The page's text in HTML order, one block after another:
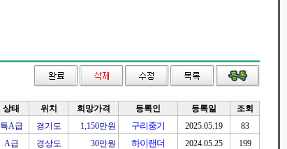
상태 위치 희망가격 등록인 등록일
조회
특A급 경기도 1,150만원 구리중기 2025.05.19
83
A급 경상도 30만원 하이랜더 2024.05.25
199